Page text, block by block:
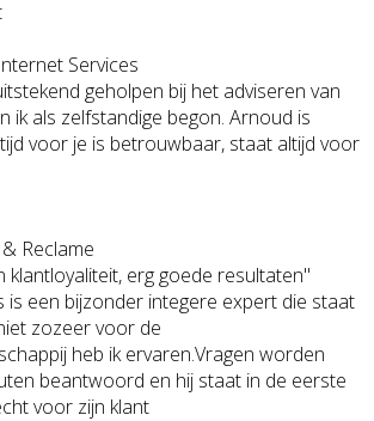
Services
geholpen bij het adviseren van
ik als zelfstandige begon. Arnoud is
voor je is betrouwbaar, staat altijd voor
Reclame
klantloyaliteit, erg goede resultaten"
is een bijzonder integere expert die staat
zozeer voor de
heb ik ervaren.Vragen worden
beantwoord en hij staat in de eerste
voor zijn klant